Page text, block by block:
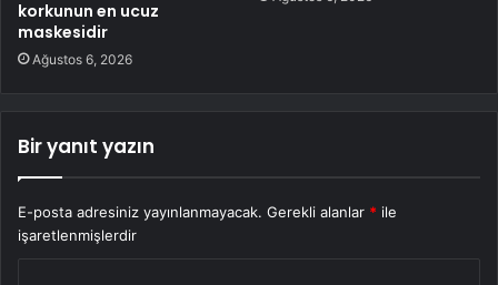
korkunun en ucuz
maskesidir
Ağustos 6, 2026
Bir yanıt yazın
E-posta adresiniz yayınlanmayacak. Gerekli alanlar * ile
işaretlenmişlerdir